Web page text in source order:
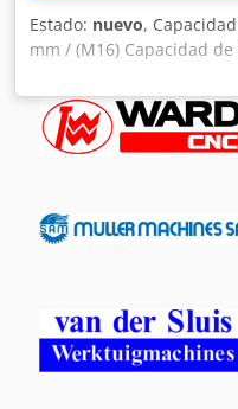
Estado: nuevo,
mm / (M16) Capacidad
----- Ø 25 mm Capacidad
---- Ø 125 mm Cono del
giratorio ----- 360°
rpm (11) Distancia entre
Y ----- 250 mm Recorrido
avances ----- 9 Avance
mm/min Avance de la
Avance rápido en el eje
las ranuras en T ----- 14
admisible ----- 250 kg
Peso ----- 1400 kg